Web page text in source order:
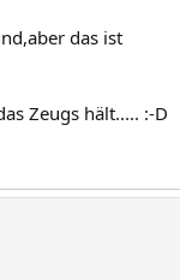
das ist
Zeugs hält..... :-D